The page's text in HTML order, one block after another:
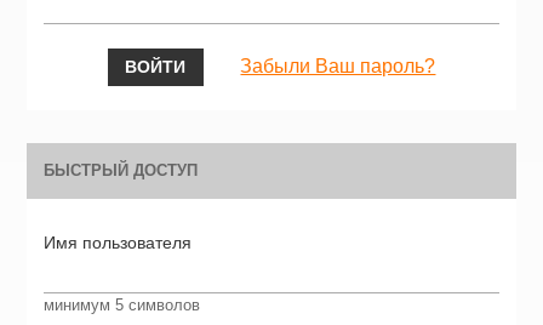
Забыли Ваш пароль?
БЫСТРЫЙ ДОСТУП
Имя пользователя
минимум 5 символов